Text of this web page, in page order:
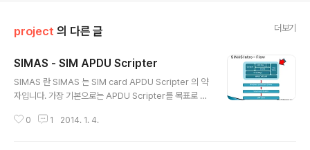
project 의 다른 글 더보기
SIMAS - SIM APDU Scripter
SIMAS 란 SIMAS 는 SIM card APDU Scripter 의 약
자입니다. 가장 기본으로는 APDU Scripter를 목표로 했
복적이고 복잡한 부분들을 관련지식이 없는 사람 조차도
0 1 2014. 1. 4.